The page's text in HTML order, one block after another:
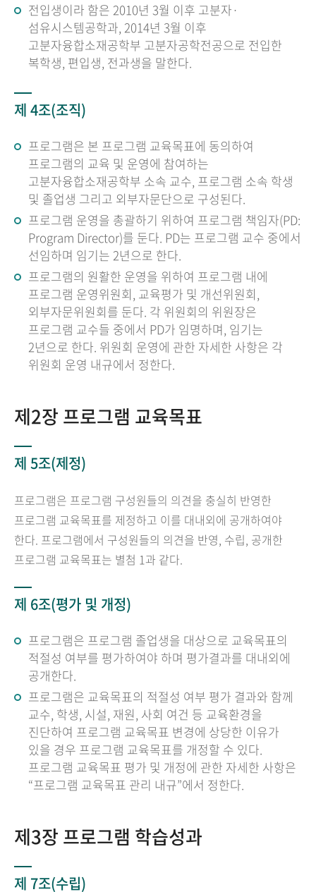
전입생이라 함은 2010년 3월 이후 고분자·
섬유시스템공학과, 2014년 3월 이후
고분자융합소재공학부 고분자공학전공으로 전입한
복학생, 편입생, 전과생을 말한다.
제 4조(조직)
프로그램은 본 프로그램 교육목표에 동의하여
프로그램의 교육 및 운영에 참여하는
고분자융합소재공학부 소속 교수, 프로그램 소속 학생
및 졸업생 그리고 외부자문단으로 구성된다.
프로그램 운영을 총괄하기 위하여 프로그램 책임자(PD:
Program Director)를 둔다. PD는 프로그램 교수 중에서
선임하며 임기는 2년으로 한다.
프로그램의 원활한 운영을 위하여 프로그램 내에
프로그램 운영위원회, 교육평가 및 개선위원회,
외부자문위원회를 둔다. 각 위원회의 위원장은
프로그램 교수들 중에서 PD가 임명하며, 임기는
2년으로 한다. 위원회 운영에 관한 자세한 사항은 각
위원회 운영 내규에서 정한다.
제2장 프로그램 교육목표
제 5조(제정)
프로그램은 프로그램 구성원들의 의견을 충실히 반영한
프로그램 교육목표를 제정하고 이를 대내외에 공개하여야
한다. 프로그램에서 구성원들의 의견을 반영, 수립, 공개한
프로그램 교육목표는 별첨 1과 같다.
제 6조(평가 및 개정)
프로그램은 프로그램 졸업생을 대상으로 교육목표의
적절성 여부를 평가하여야 하며 평가결과를 대내외에
공개한다.
프로그램은 교육목표의 적절성 여부 평가 결과와 함께
교수, 학생, 시설, 재원, 사회 여건 등 교육환경을
진단하여 프로그램 교육목표 변경에 상당한 이유가
있을 경우 프로그램 교육목표를 개정할 수 있다.
프로그램 교육목표 평가 및 개정에 관한 자세한 사항은
“프로그램 교육목표 관리 내규”에서 정한다.
제3장 프로그램 학습성과
제 7조(수립)